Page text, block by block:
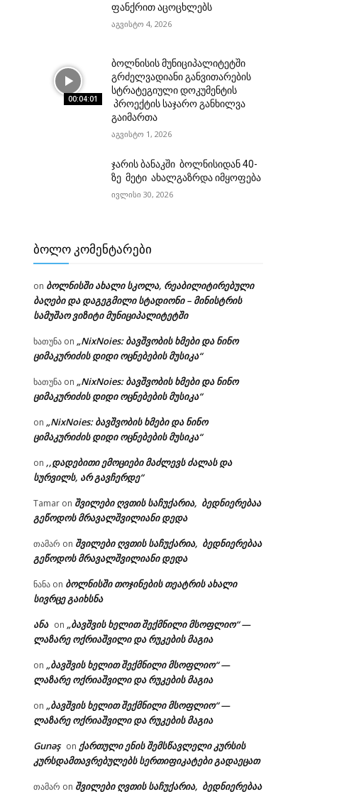
ფანქრით აცოცხლებს
აგვისტო 4, 2026
00:04:01
ბოლნისის მუნიციპალიტეტში
გრძელვადიანი განვითარების
სტრატეგიული დოკუმენტის
პროექტის საჯარო განხილვა
გაიმართა
აგვისტო 1, 2026
ჯარის ბანაკში ბოლნისიდან 40-
ზე მეტი ახალგაზრდა იმყოფება
ივლისი 30, 2026
ᲑᲝᲚᲝ ᲙᲝᲛᲔᲜᲢᲐᲠᲔᲑᲘ
on ბოლნისში ახალი სკოლა, რეაბილიტირებული
ბაღები და დაგეგმილი სტადიონი – მინისტრის
სამუშაო ვიზიტი მუნიციპალიტეტში
ხათუნა on „NixNoies: ბავშვობის ხმები და ნინო
ციმაკურიძის დიდი ოცნებების მუსიკა“
ხათუნა on „NixNoies: ბავშვობის ხმები და ნინო
ციმაკურიძის დიდი ოცნებების მუსიკა“
on „NixNoies: ბავშვობის ხმები და ნინო
ციმაკურიძის დიდი ოცნებების მუსიკა“
on ,,დადებითი ემოციები მაძლევს ძალას და
სურვილს, არ გავჩერდე“
Tamar on შვილები ღვთის საჩუქარია, ბედნიერებაა
გეწოდოს მრავალშვილიანი დედა
თამარ on შვილები ღვთის საჩუქარია, ბედნიერებაა
გეწოდოს მრავალშვილიანი დედა
ნანა on ბოლნისში თოჯინების თეატრის ახალი
სივრცე გაიხსნა
ანა on „ბავშვის ხელით შექმნილი მსოფლიო“ —
ლაზარე ოქრიაშვილი და რუკების მაგია
on „ბავშვის ხელით შექმნილი მსოფლიო“ —
ლაზარე ოქრიაშვილი და რუკების მაგია
on „ბავშვის ხელით შექმნილი მსოფლიო“ —
ლაზარე ოქრიაშვილი და რუკების მაგია
Gunəş on ქართული ენის შემსწავლელი კურსის
კურსდამთავრებულებს სერთიფიკატები გადაეცათ
თამარ on შვილები ღვთის საჩუქარია, ბედნიერებაა